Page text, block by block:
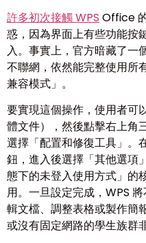
許多初次接觸 WPS Office
惑，因為界面上有些功能按
入。事實上，官方暗藏了一
不聯網，依然能完整使用
兼容模式」。
要實現這個操作，使用者可
體文件），然後點擊右上角
選擇「配置和修復工具」。
鈕，進入後選擇「其他選項
態下的未登入使用方式」的
用。一旦設定完成，WPS
輯文檔、調整表格或製作簡
或沒有固定網路的學生族群